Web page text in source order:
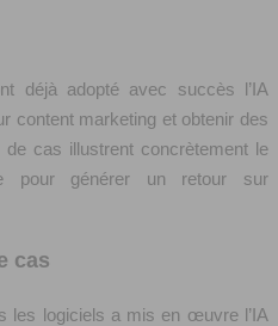
déjà adopté avec succès l’IA
content marketing et obtenir des
cas illustrent concrètement le
pour générer un retour sur
cas
les logiciels a mis en œuvre l’IA